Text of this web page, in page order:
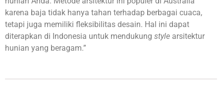
karena baja tidak hanya tahan terhadap berbagai cuaca,
tetapi juga memiliki fleksibilitas desain. Hal ini dapat
diterapkan di Indonesia untuk mendukung style arsitektur
hunian yang beragam.”